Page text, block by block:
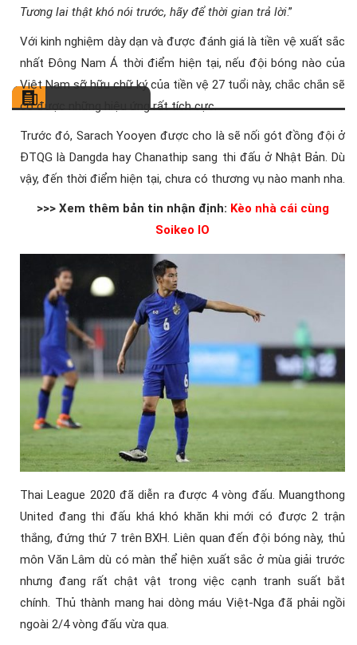
Tương lai thật khó nói trước, hãy để thời gian trả lời.”
Với kinh nghiệm dày dạn và được đánh giá là tiền vệ xuất sắc
nhất Đông Nam Á thời điểm hiện tại, nếu đội bóng nào của
Việt Nam sỡ hữu chữ ký của tiền vệ 27 tuổi này, chắc chắn sẽ
có được những hiệu ứng rất tích cực.
Trước đó, Sarach Yooyen được cho là sẽ nối gót đồng đội ở
ĐTQG là Dangda hay Chanathip sang thi đấu ở Nhật Bản. Dù
vậy, đến thời điểm hiện tại, chưa có thương vụ nào manh nha.
>>> Xem thêm bản tin nhận định: Kèo nhà cái cùng
Soikeo IO
Thai League 2020 đã diễn ra được 4 vòng đấu. Muangthong
United đang thi đấu khá khó khăn khi mới có được 2 trận
thắng, đứng thứ 7 trên BXH. Liên quan đến đội bóng này, thủ
môn Văn Lâm dù có màn thể hiện xuất sắc ở mùa giải trước
nhưng đang rất chật vật trong việc cạnh tranh suất bắt
chính. Thủ thành mang hai dòng máu Việt-Nga đã phải ngồi
ngoài 2/4 vòng đấu vừa qua.